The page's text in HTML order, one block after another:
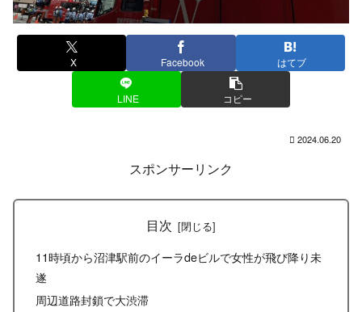
X Facebook はてブ
LINE コピー
2024.06.20
スポンサーリンク
目次
11時頃から沼津駅前のイーラdeビルで女性が飛び降り未
遂
周辺道路封鎖で大渋滞